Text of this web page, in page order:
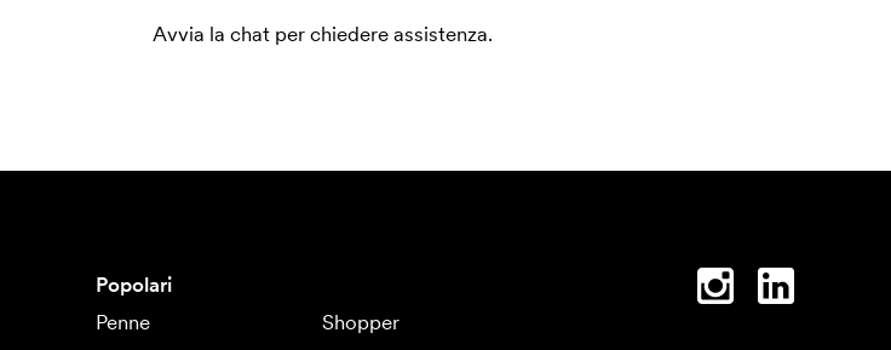
Avvia la chat per chiedere assistenza.
Popolari
Penne
Shopper